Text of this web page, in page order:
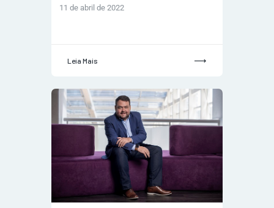
11 de abril de 2022
Leia Mais